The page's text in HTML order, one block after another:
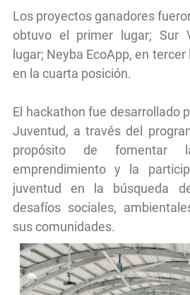
Los proyectos ganadores
obtuvo el primer lugar; Sur
lugar; Neyba EcoApp, en
en la cuarta posición.
El hackathon fue desarrollado
Juventud, a través del
propósito de fomentar
emprendimiento y la
juventud en la búsqueda
desafíos sociales,
sus comunidades.